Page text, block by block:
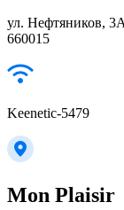
ул. Нефтяников,
660015
Keenetic-5479
Mon Plaisir